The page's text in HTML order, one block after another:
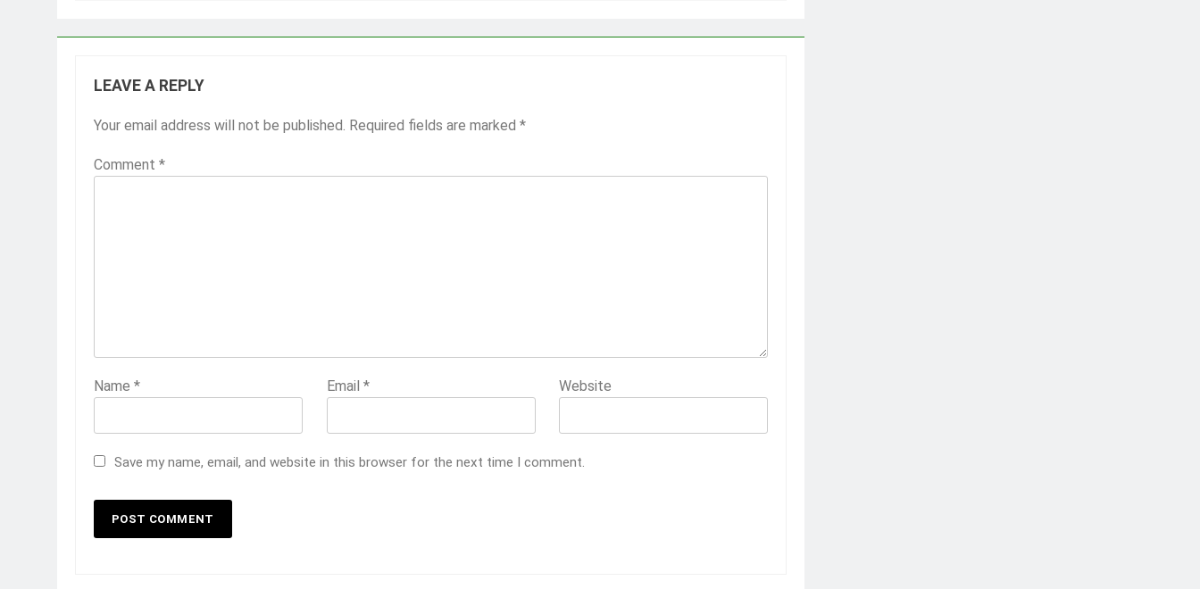
LEAVE A REPLY
Your email address will not be published. Required fields are marked *
Comment *
Name * Email * Website
Save my name, email, and website in this browser for the next time I comment.